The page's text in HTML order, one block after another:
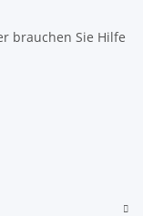
brauchen Sie Hilfe